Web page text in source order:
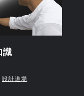
識
設計道場